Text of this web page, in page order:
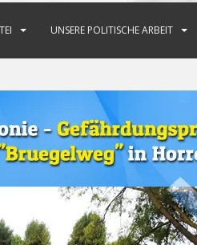
UNSERE POLITISCHE ARBEIT